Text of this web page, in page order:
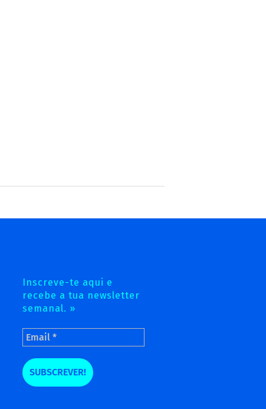
Inscreve-te aqui e
recebe a tua newsletter
semanal. »